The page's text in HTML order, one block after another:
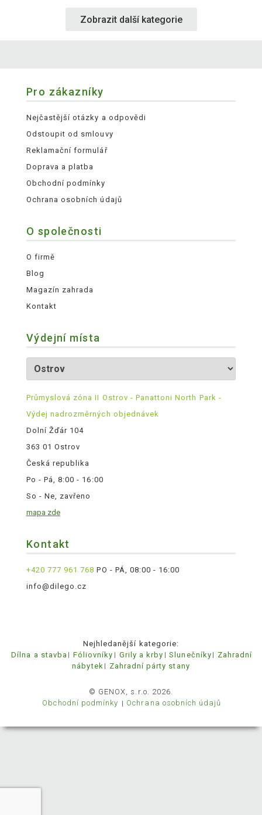
Zobrazit další kategorie
Pro zákazníky
Nejčastější otázky a odpovědi
Odstoupit od smlouvy
Reklamační formulář
Doprava a platba
Obchodní podmínky
Ochrana osobních údajů
O společnosti
O firmě
Blog
Magazín zahrada
Kontakt
Výdejní místa
Průmyslová zóna II Ostrov - Panattoni North Park -
Výdej nadrozměrných objednávek
Dolní Žďár 104
363 01 Ostrov
Česká republika
Po - Pá, 8:00 - 16:00
So - Ne, zavřeno
mapa zde
Kontakt
+420 777 961 768 PO - PÁ, 08:00 - 16:00
info@dilego.cz
Nejhledanější kategorie:
Dílna a stavba
Fóliovníky Grily a krby Slunečníky
Zahradní
nábytek
Zahradní párty stany
© GENOX, s.r.o. 2026.
Obchodní podmínky
Ochrana osobních údajů